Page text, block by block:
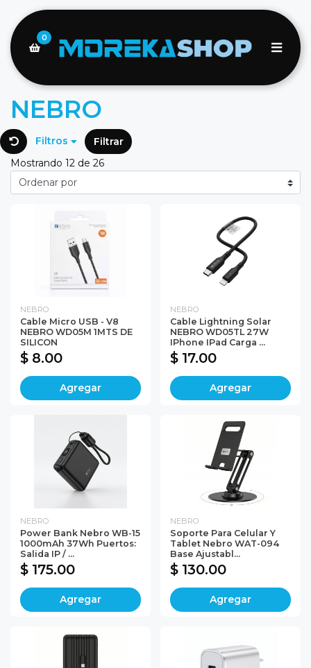
0
NEBRO
Filtros
Filtrar
Mostrando 12 de 26
NEBRO
Cable Micro USB - V8
NEBRO WD05M 1MTS DE
SILICON
$ 8.00
Agregar
NEBRO
Cable Lightning Solar
NEBRO WD05TL 27W
IPhone IPad Carga ...
$ 17.00
Agregar
NEBRO
Power Bank Nebro WB-15
1000mAh 37Wh Puertos:
Salida IP / ...
$ 175.00
Agregar
NEBRO
Soporte Para Celular Y
Tablet Nebro WAT-094
Base Ajustabl...
$ 130.00
Agregar